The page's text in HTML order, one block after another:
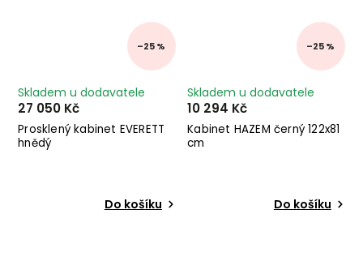
–25 %
Prosklený kabinet EVERETT
hnědý
Skladem u dodavatele
27 050 Kč
Do košíku
–25 %
Kabinet HAZEM černý 122x81
cm
Skladem u dodavatele
10 294 Kč
Do košíku